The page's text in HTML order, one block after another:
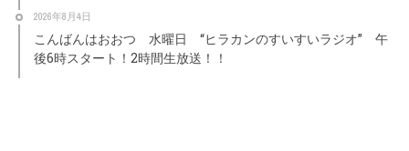
2026年8月4日
こんばんはおおつ 水曜日 “ヒラカンのすいすいラジオ” 午
後6時スタート！2時間生放送！！